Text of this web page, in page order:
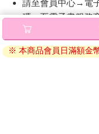
請至會員中心→電
碼』至電子書服務
退換貨須知：
因版權保護，您在
※ 本商品會員日滿額金